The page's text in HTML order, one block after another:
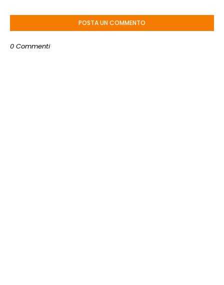
POSTA UN COMMENTO
0 Commenti